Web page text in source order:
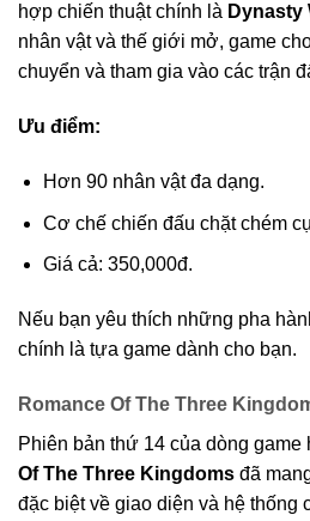
hợp chiến thuật chính là Dynasty
nhân vật và thế giới mở, game
chuyển và tham gia vào các trận
Ưu điểm:
Hơn 90 nhân vật đa dạng.
Cơ chế chiến đấu chặt chém
Giá cả: 350,000đ.
Nếu bạn yêu thích những pha
chính là tựa game dành cho bạn.
Romance Of The Three
Phiên bản thứ 14 của dòng game
Of The Three Kingdoms đã
đặc biệt về giao diện và hệ thống